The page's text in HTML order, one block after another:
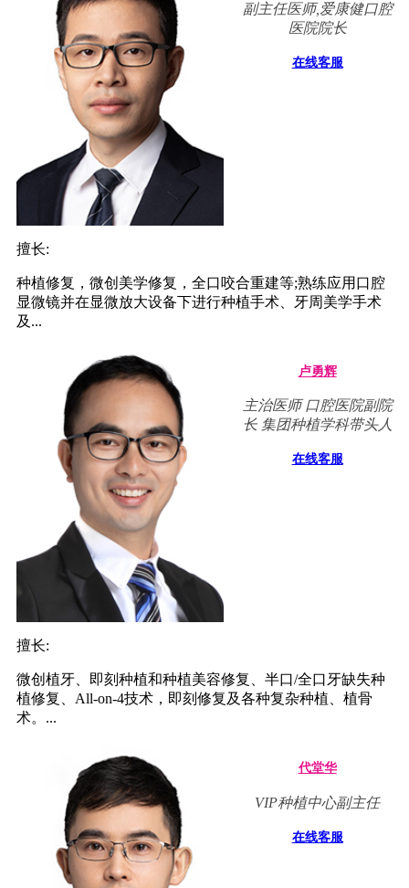
副主任医师,爱康健口腔
医院院长
在线客服
擅长:
种植修复，微创美学修复，全口咬合重建等;熟练应用口腔
显微镜并在显微放大设备下进行种植手术、牙周美学手术
及...
卢勇辉
主治医师 口腔医院副院
长 集团种植学科带头人
在线客服
擅长:
微创植牙、即刻种植和种植美容修复、半口/全口牙缺失种
植修复、All-on-4技术，即刻修复及各种复杂种植、植骨
术。...
代堂华
VIP种植中心副主任
在线客服